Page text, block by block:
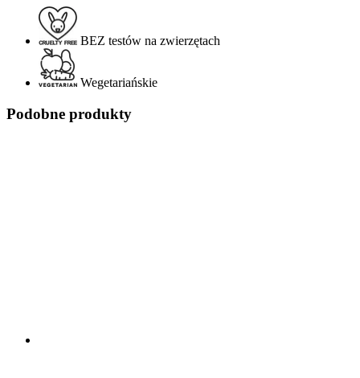
BEZ testów na zwierzętach
Wegetariańskie
Podobne produkty